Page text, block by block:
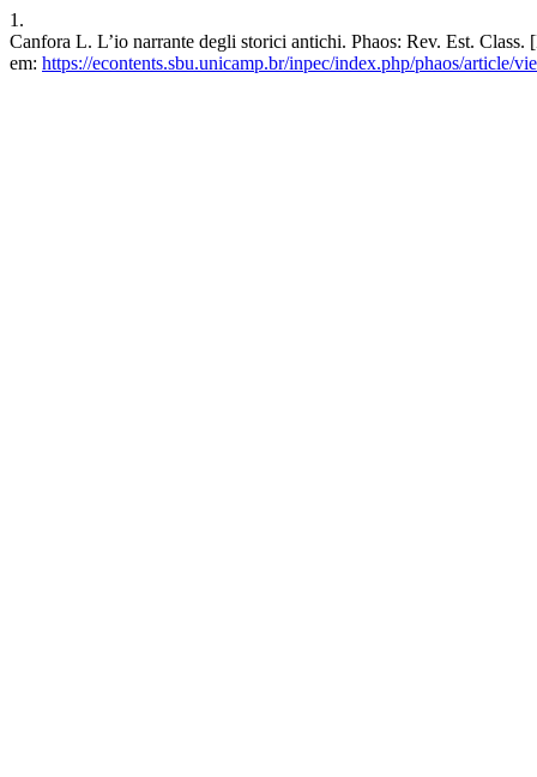
1.
Canfora L. L’io narrante degli storici antichi. Phaos: Rev. Est.
em: https://econtents.sbu.unicamp.br/inpec/index.php/phaos/article/